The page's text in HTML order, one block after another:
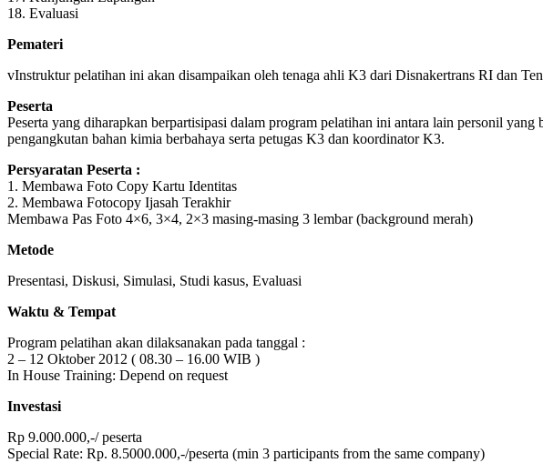
18. Evaluasi
Pemateri
vInstruktur pelatihan ini akan disampaikan oleh tenaga ahli K3 dari Disnakertrans RI dan
Peserta
Peserta yang diharapkan berpartisipasi dalam program pelatihan ini antara lain personil
pengangkutan bahan kimia berbahaya serta petugas K3 dan koordinator K3.
Persyaratan Peserta :
1. Membawa Foto Copy Kartu Identitas
2. Membawa Fotocopy Ijasah Terakhir
Membawa Pas Foto 4×6, 3×4, 2×3 masing-masing 3 lembar (background merah)
Metode
Presentasi, Diskusi, Simulasi, Studi kasus, Evaluasi
Waktu & Tempat
Program pelatihan akan dilaksanakan pada tanggal :
2 – 12 Oktober 2012 ( 08.30 – 16.00 WIB )
In House Training: Depend on request
Investasi
Rp 9.000.000,-/ peserta
Special Rate: Rp. 8.5000.000,-/peserta (min 3 participants from the same company)